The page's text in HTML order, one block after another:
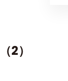
2）